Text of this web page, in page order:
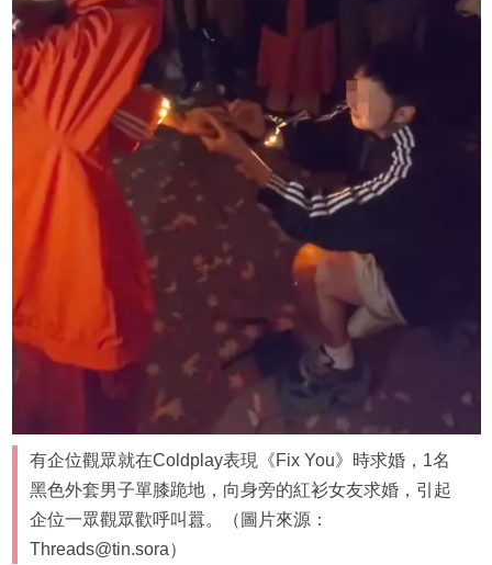
有企位觀眾就在Coldplay表現《Fix You》時求婚，1名
黑色外套男子單膝跪地，向身旁的紅衫女友求婚，引起
企位一眾觀眾歡呼叫囂。（圖片來源：
Threads@tin.sora）